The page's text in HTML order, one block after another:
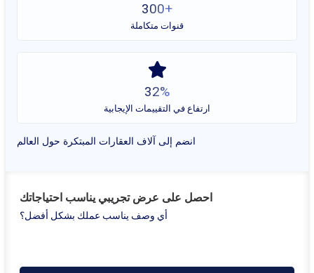
300+
قنوات متكاملة
32%
ارتفاع في التقييمات الإيجابية
انضم إلى آلاف العقارات المبتكرة حول العالم
احصل على عرض تجريبي يناسب احتياجاتك
أي وصف يناسب عملك بشكل أفضل؟